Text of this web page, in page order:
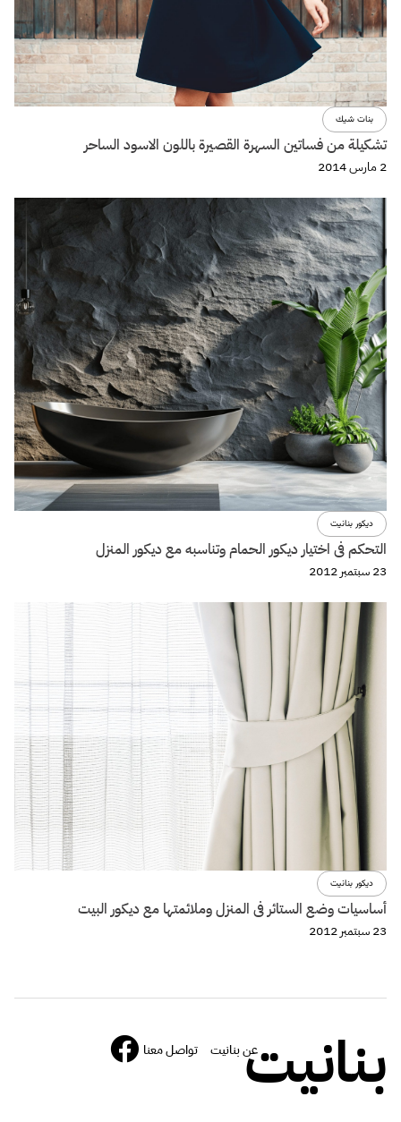
بنات شيك
تشكيلة من فساتين السهرة القصيرة باللون الاسود الساحر
2 مارس 2014
ديكور بنانيت
التحكم فى اختيار ديكور الحمام وتناسبه مع ديكور المنزل
23 سبتمبر 2012
ديكور بنانيت
أساسيات وضع الستائر فى المنزل وملائمتها مع ديكور البيت
23 سبتمبر 2012
بنانيتعن بنانيت تواصل معنا